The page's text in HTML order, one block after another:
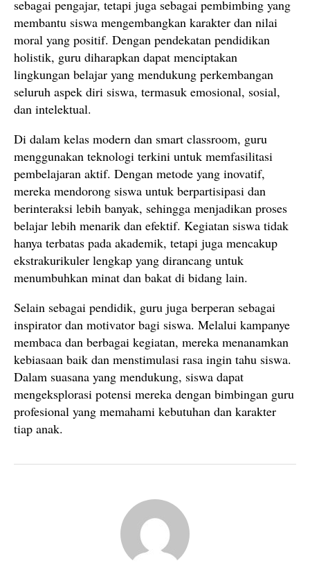
sebagai pengajar, tetapi juga sebagai pembimbing yang
membantu siswa mengembangkan karakter dan nilai
moral yang positif. Dengan pendekatan pendidikan
holistik, guru diharapkan dapat menciptakan
lingkungan belajar yang mendukung perkembangan
seluruh aspek diri siswa, termasuk emosional, sosial,
dan intelektual.
Di dalam kelas modern dan smart classroom, guru
menggunakan teknologi terkini untuk memfasilitasi
pembelajaran aktif. Dengan metode yang inovatif,
mereka mendorong siswa untuk berpartisipasi dan
berinteraksi lebih banyak, sehingga menjadikan proses
belajar lebih menarik dan efektif. Kegiatan siswa tidak
hanya terbatas pada akademik, tetapi juga mencakup
ekstrakurikuler lengkap yang dirancang untuk
menumbuhkan minat dan bakat di bidang lain.
Selain sebagai pendidik, guru juga berperan sebagai
inspirator dan motivator bagi siswa. Melalui kampanye
membaca dan berbagai kegiatan, mereka menanamkan
kebiasaan baik dan menstimulasi rasa ingin tahu siswa.
Dalam suasana yang mendukung, siswa dapat
mengeksplorasi potensi mereka dengan bimbingan guru
profesional yang memahami kebutuhan dan karakter
tiap anak.